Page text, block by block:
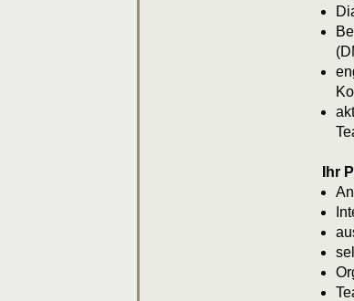
Ihr